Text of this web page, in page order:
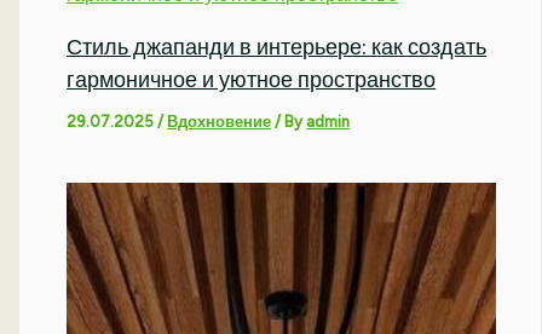
Стиль джапанди в интерьере: как создать
гармоничное и уютное пространство
29.07.2025/ Вдохновение / Byadmin